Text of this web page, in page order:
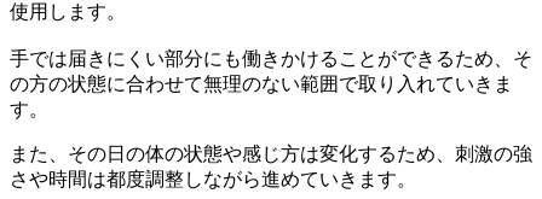
使用します。
手では届きにくい部分にも働きかけることができるため、そ
の方の状態に合わせて無理のない範囲で取り入れていきま
す。
また、その日の体の状態や感じ方は変化するため、刺激の強
さや時間は都度調整しながら進めていきます。